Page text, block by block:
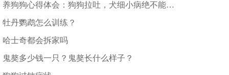
养狗狗心得体会：狗狗拉吐，犬细小病绝不能拖延
牡丹鹦鹉怎么训练？
哈士奇都会拆家吗
鬼獒多少钱一只？鬼獒长什么样子？